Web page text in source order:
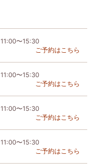
11:00〜15:30
ご予約はこちら
11:00〜15:30
ご予約はこちら
11:00〜15:30
ご予約はこちら
11:00〜15:30
ご予約はこちら